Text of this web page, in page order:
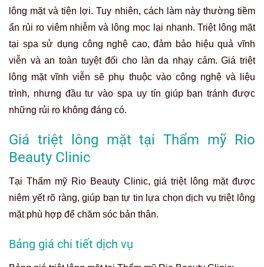
lông mặtvà tiện lợi. Tuy nhiên, cách làm này thường tiềm
ẩn rủi ro viêm nhiễm và lông mọc lại nhanh. Triệt lông mặt
tại spa sử dụng công nghệ cao, đảm bảo hiệu quả vĩnh
viễn và an toàn tuyệt đối cho làn da nhạy cảm.Giá triệt
lông mặt vĩnh viễn sẽ phụ thuộc vào công nghệ và liệu
trình, nhưng đầu tư vào spa uy tín giúp bạn tránh được
những rủi ro không đáng có.
Giá triệt lông mặt tại Thẩm mỹ Rio
Beauty Clinic
Tại Thẩm mỹ Rio Beauty Clinic,giá triệt lông mặtđược
niêm yết rõ ràng, giúp bạn tự tin lựa chọn dịch vụ triệt lông
mặt phù hợp để chăm sóc bản thân.
Bảng giá chi tiết dịch vụ